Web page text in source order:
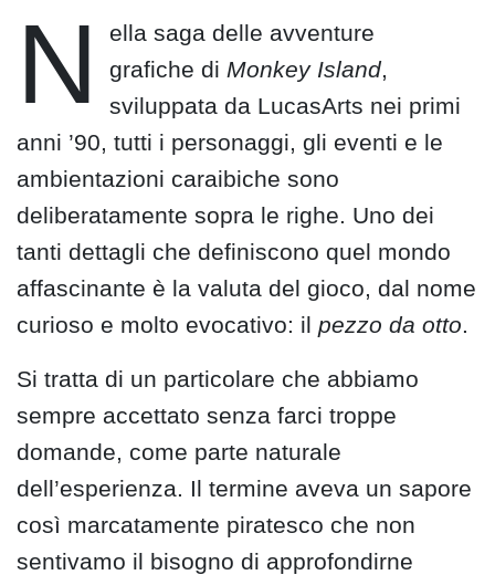
N
ella saga delle avventure
grafiche di Monkey Island,
sviluppata da LucasArts nei primi
anni ’90, tutti i personaggi, gli eventi e le
ambientazioni caraibiche sono
deliberatamente sopra le righe. Uno dei
tanti dettagli che definiscono quel mondo
affascinante è la valuta del gioco, dal nome
curioso e molto evocativo: il pezzo da otto.
Si tratta di un particolare che abbiamo
sempre accettato senza farci troppe
domande, come parte naturale
dell’esperienza. Il termine aveva un sapore
così marcatamente piratesco che non
sentivamo il bisogno di approfondirne